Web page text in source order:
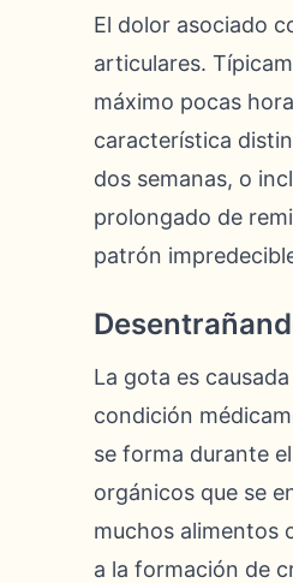
El dolor asociado
articulares.
máximo pocas
característica
dos semanas, o
prolongado de
patrón
La gota es
condición
se forma durante
orgánicos que se
muchos alimentos
a la formación de